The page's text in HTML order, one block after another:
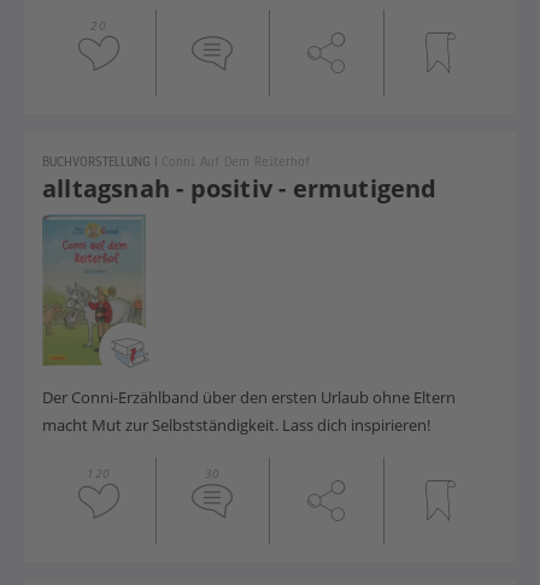
20
alltagsnah - positiv - ermutigend
BUCHVORSTELLUNG | Conni Auf Dem Reiterhof
Der Conni-Erzählband über den ersten Urlaub ohne Eltern
macht Mut zur Selbstständigkeit. Lass dich inspirieren!
120 30